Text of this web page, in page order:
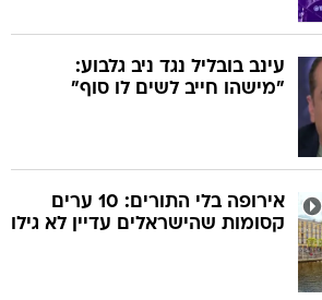
עינב בובליל נגד ניב גלבוע:
"מישהו חייב לשים לו סוף"
אירופה בלי התורים: 10 ערים
קסומות שהישראלים עדיין לא גילו